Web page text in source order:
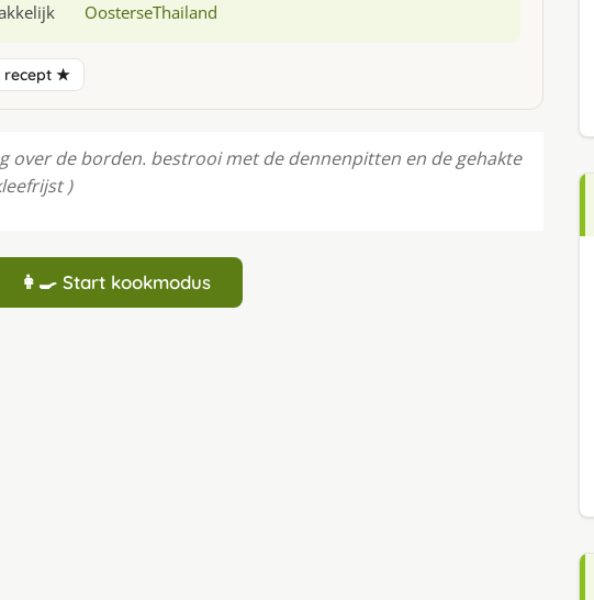
OosterseThailand
recept ★
over de borden. bestrooi met de dennenpitten en de gehakte
)
👩‍🍳 Start kookmodus